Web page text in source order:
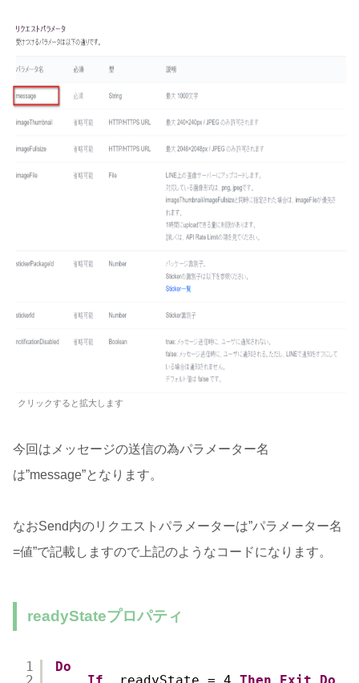
クリックすると拡大します
今回はメッセージの送信の為パラメーター名
は”message”となります。
なおSend内のリクエストパラメーターは”パラメーター名
=値”で記載しますので上記のようなコードになります。
readyStateプロパティ
1
Do